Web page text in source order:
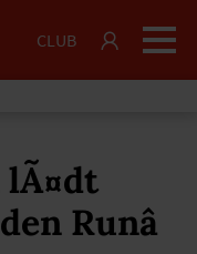
CLUB
Runâ